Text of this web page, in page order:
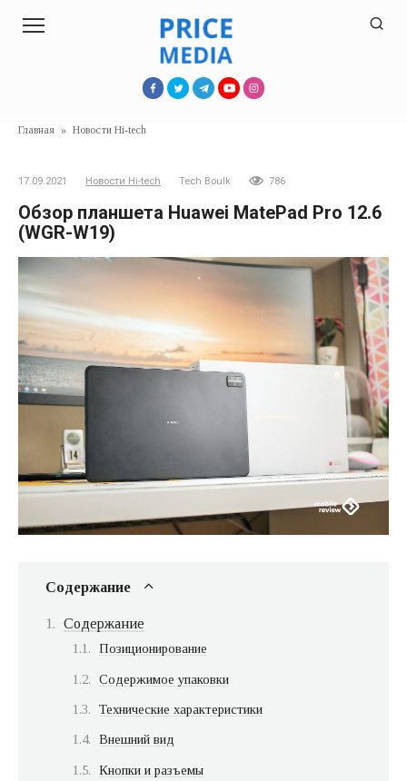
Главная » Новости Hi-tech
17.09.2021 Новости Hi-tech Tech Boulk 786
Обзор планшета Huawei MatePad Pro 12.6
(WGR-W19)
Содержание
Содержание
Позиционирование
Содержимое упаковки
Технические характеристики
Внешний вид
Кнопки и разъемы